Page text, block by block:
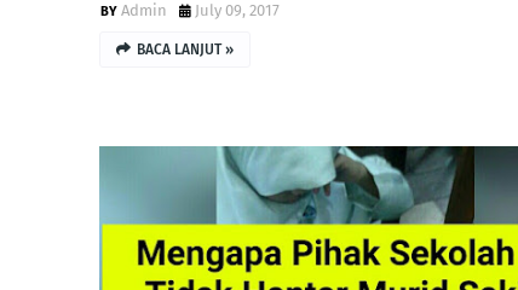
Admin
July 09, 2017
BACA LANJUT »